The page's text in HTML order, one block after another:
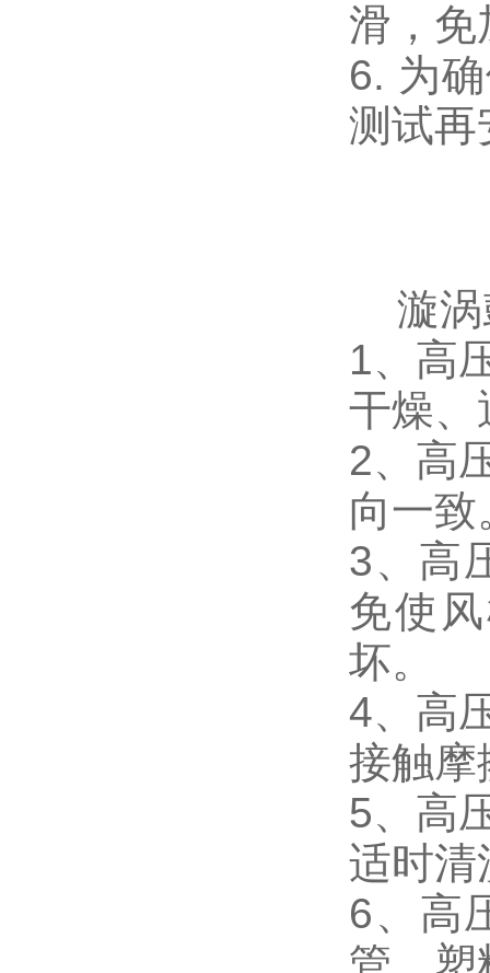
滑，免
6. 为
测试再
漩涡
1、高
干燥、
2、高
向一致
3、高
免使
坏。
4、高
接触摩
5、高
适时清
6、高